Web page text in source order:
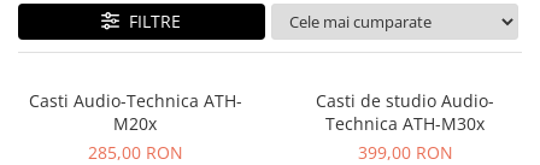
Amplificatoare Audio
Boxe Audio
Mixere audio
Monitorizare In-Ear
FILTRE
Casti Audio-Technica ATH-
M20x
285,00 RON
Casti de studio Audio-
Technica ATH-M30x
399,00 RON